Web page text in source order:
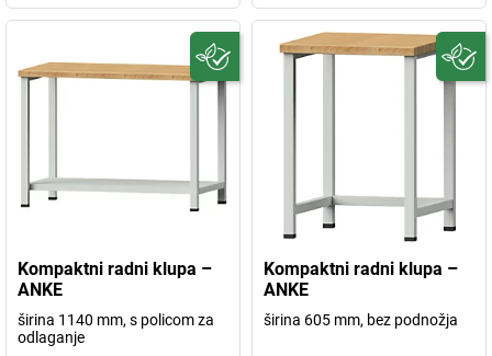
Kompaktni radni klupa –
ANKE
širina 1140 mm, s policom za
odlaganje
Kompaktni radni klupa –
ANKE
širina 605 mm, bez podnožja